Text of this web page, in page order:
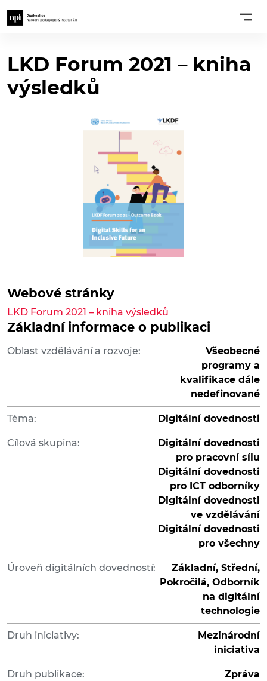
LKD Forum 2021 – kniha
výsledků
Základní informace o publikaci
Oblast vzdělávání a rozvoje:
Všeobecné
programy a
kvalifikace dále
nedefinované
Téma: Digitální dovednosti
Cílová skupina:
Digitální dovednosti
pro pracovní sílu
Digitální dovednosti
pro ICT odborníky
Digitální dovednosti
ve vzdělávání
Digitální dovednosti
pro všechny
Úroveň digitálních dovedností:
Základní, Střední,
Pokročilá, Odborník
na digitální
technologie
Druh iniciativy:
Mezinárodní
iniciativa
Druh publikace: Zpráva
Webové stránky
LKD Forum 2021 – kniha výsledků